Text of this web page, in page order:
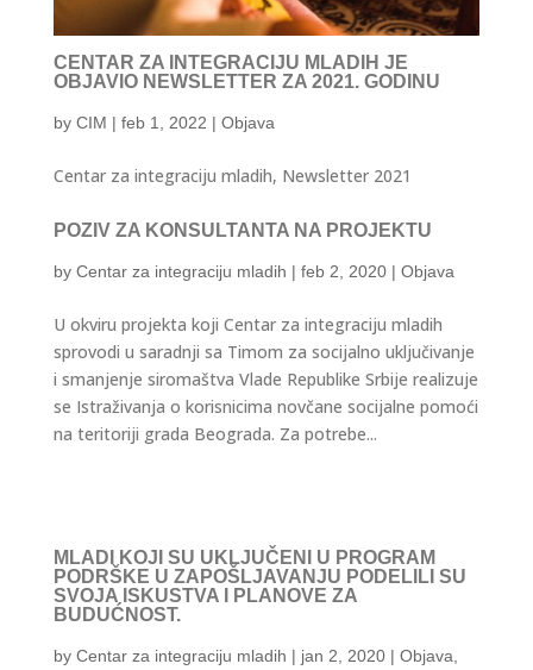
CENTAR ZA INTEGRACIJU MLADIH JE
OBJAVIO NEWSLETTER ZA 2021. GODINU
by CIM | feb 1, 2022 | Objava
Centar za integraciju mladih, Newsletter 2021
POZIV ZA KONSULTANTA NA PROJEKTU
by Centar za integraciju mladih | feb 2, 2020| Objava
U okviru projekta koji Centar za integraciju mladih
sprovodi u saradnji sa Timom za socijalno uključivanje
i smanjenje siromaštva Vlade Republike Srbije realizuje
se Istraživanja o korisnicima novčane socijalne pomoći
na teritoriji grada Beograda. Za potrebe...
MLADI KOJI SU UKLJUČENI U PROGRAM
PODRŠKE U ZAPOŠLJAVANJU PODELILI SU
SVOJA ISKUSTVA I PLANOVE ZA
BUDUĆNOST.
by Centar za integraciju mladih | jan 2, 2020| Objava